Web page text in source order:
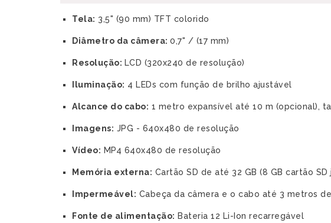
Tela: 3,5" (90 mm) TFT colorido
Diâmetro da câmera: 0,7" / (17 mm)
Resolução: LCD (320x240 de resolução)
Iluminação: 4 LEDs com função de brilho ajustável
Alcance do cabo: 1 metro expansível até 10 m (opcional),
Imagens: JPG - 640x480 de resolução
Vídeo: MP4 640x480 de resolução
Memória externa: Cartão SD de até 32 GB (8 GB cartão SD
Impermeável: Cabeça da câmera e o cabo até 3 metros
Fonte de alimentação: Bateria 12 Li-Ion recarregável